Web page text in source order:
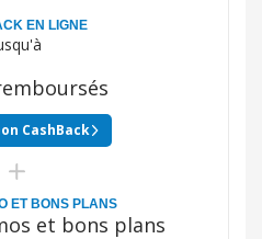
EN LIGNE
CashBack
ET BONS PLANS
et bons plans